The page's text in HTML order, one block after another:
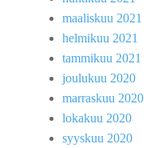
maaliskuu 2021
helmikuu 2021
tammikuu 2021
joulukuu 2020
marraskuu 2020
lokakuu 2020
syyskuu 2020